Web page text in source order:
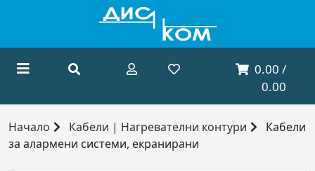
0.00 /
0.00
Начало Кабели | Нагревателни контури
Кабели
за алармени системи, екранирани